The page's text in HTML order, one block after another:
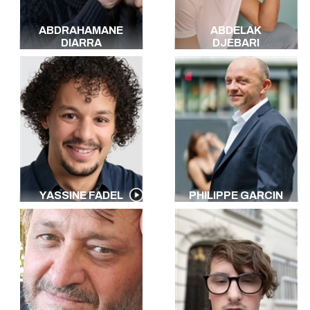
ABDRAHAMANE
DIARRA
ABDELAK
DJEBARI
YASSINE FADEL PHILIPPE GARCIN